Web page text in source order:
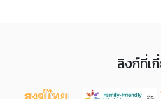
ลิงก์ที่เ